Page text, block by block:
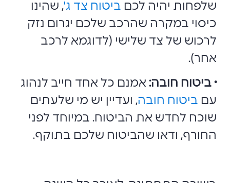
שלפחות יהיה לכם ביטוח צד ג', שהינו
כיסוי במקרה שהרכב שלכם יגרום נזק
לרכוש של צד שלישי (לדוגמא לרכב
אחר).
• ביטוח חובה: אמנם כל אחד חייב לנהוג
עם ביטוח חובה, ועדיין יש מי שלעתים
שוכח לחדש את הביטוח. במיוחד לפני
החורף, ודאו שהביטוח שלכם בתוקף.